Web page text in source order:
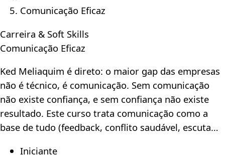
Comunicação Eficaz
Carreira & Soft Skills
Comunicação Eficaz
Ked Meliaquim é direto: o maior gap das empresas
não é técnico, é comunicação. Sem comunicação
não existe confiança, e sem confiança não existe
resultado. Este curso trata comunicação como a
base de tudo (feedback, conflito saudável, escuta…
Iniciante